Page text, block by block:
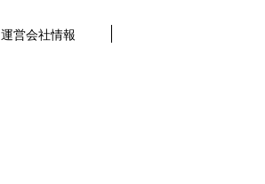
運営会社情報